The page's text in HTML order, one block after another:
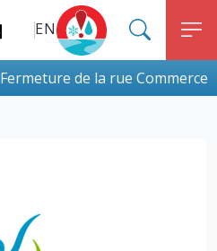
Top Menu
EN
ALERT MONCTON
Fermeture de la rue Commerce